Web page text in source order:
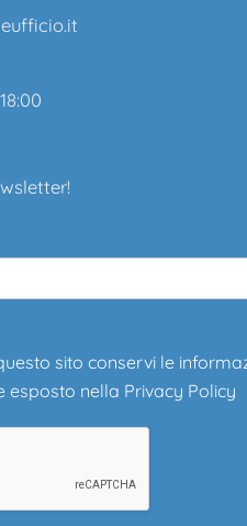
sito conservi le
esposto nella Privacy Policy